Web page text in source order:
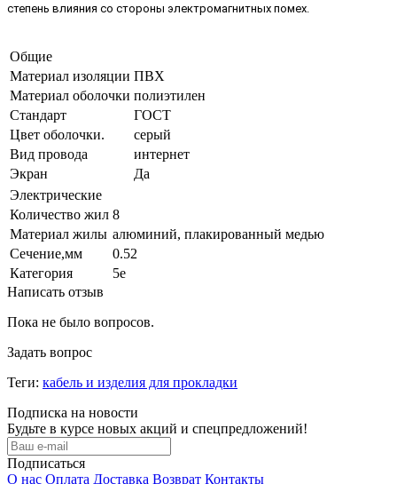
степень влияния со стороны электромагнитных помех.
Общие
Материал изоляции ПВХ
Материал оболочки полиэтилен
Стандарт
ГОСТ
Цвет оболочки.
серый
Вид провода
интернет
Экран
Да
Электрические
Количество жил 8
Материал жилы алюминий, плакированный медью
Сечение,мм
0.52
Категория
5е
Написать отзыв
Пока не было вопросов.
Задать вопрос
Теги: кабель и изделия для прокладки
Подписка на новости
Будьте в курсе новых акций и спецпредложений!
Подписаться
О нас Оплата Доставка Возврат Контакты